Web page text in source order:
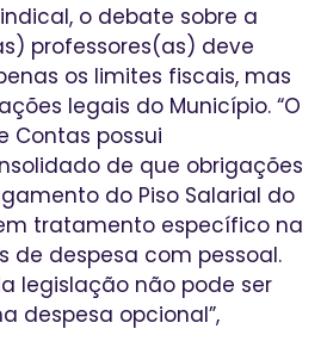
o debate sobre a
professores(as) deve
os limites fiscais, mas
legais do Município. “O
Contas possui
de que obrigações
do Piso Salarial do
tratamento específico na
de despesa com pessoal.
legislação não pode ser
despesa opcional”,